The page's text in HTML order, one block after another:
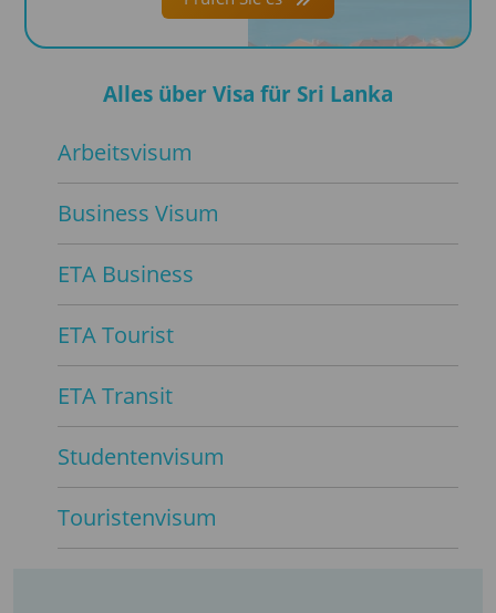
Alles über Visa für Sri Lanka
Arbeitsvisum
Business Visum
ETA Business
ETA Tourist
ETA Transit
Studentenvisum
Touristenvisum